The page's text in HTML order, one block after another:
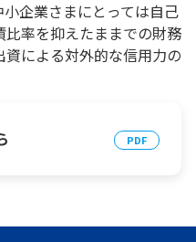
企業さまにとっては自己
率を抑えたままでの財務
による対外的な信用力の